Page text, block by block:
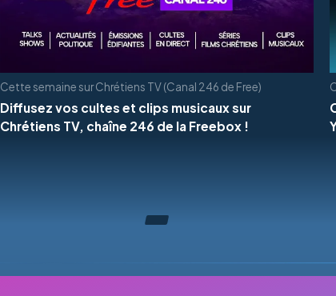
Cette semaine sur Chrétiens TV (Canal 246 de Free)
Diffusez vos cultes et clips musicaux sur
Chrétiens TV, chaîne 246 de la Freebox !